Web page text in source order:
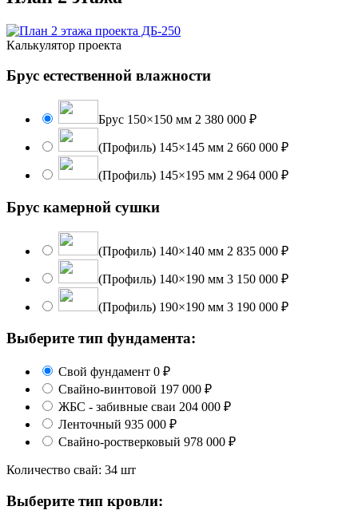
Калькулятор проекта
Брус естественной влажности
Брус 150×150 мм 2 380 000 ₽
(Профиль) 145×145 мм 2 660 000 ₽
(Профиль) 145×195 мм 2 964 000 ₽
Брус камерной сушки
(Профиль) 140×140 мм 2 835 000 ₽
(Профиль) 140×190 мм 3 150 000 ₽
(Профиль) 190×190 мм 3 190 000 ₽
Выберите тип фундамента:
Свой фундамент 0 ₽
Свайно-винтовой 197 000 ₽
ЖБС - забивные сваи 204 000 ₽
Ленточный 935 000 ₽
Свайно-ростверковый 978 000 ₽
Количество свай: 34 шт
Выберите тип кровли: